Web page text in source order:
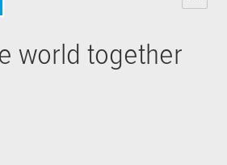
world together